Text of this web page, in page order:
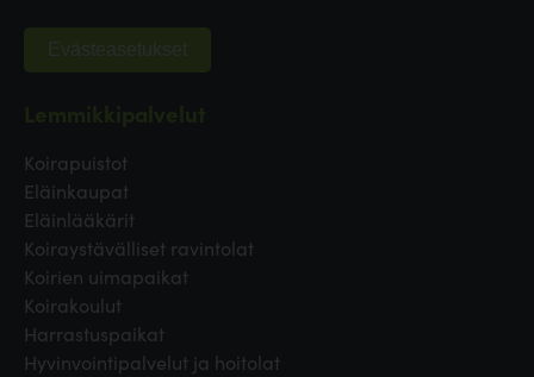
Evästeasetukset
Koirapuistot
Eläinkaupat
Eläinlääkärit
Koiraystävälliset ravintolat
Koirien uimapaikat
Koirakoulut
Harrastuspaikat
Hyvinvointipalvelut ja hoitolat